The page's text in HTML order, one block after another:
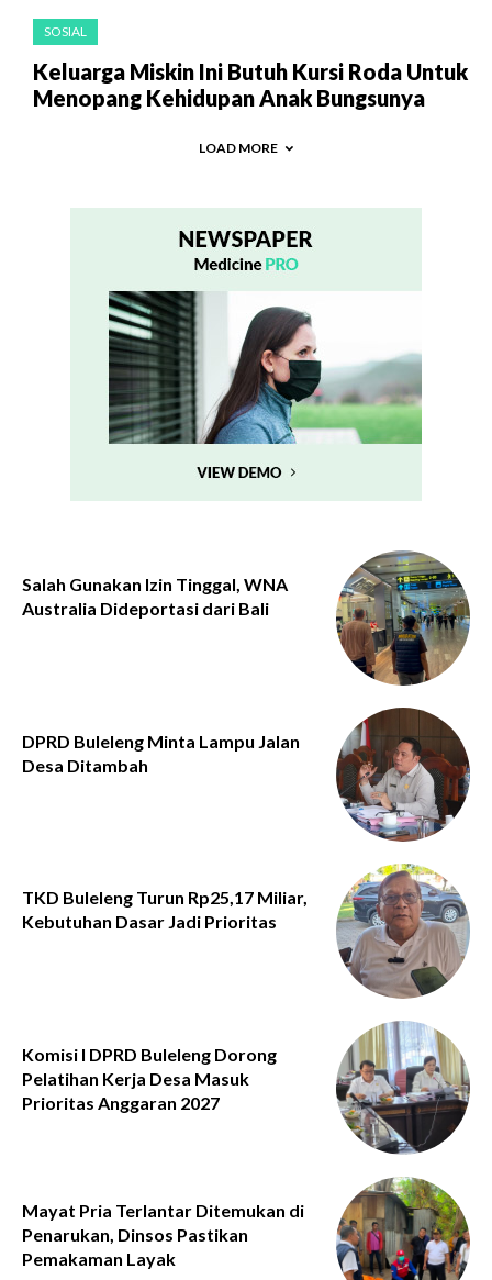
SOSIAL
Keluarga Miskin Ini Butuh Kursi Roda Untuk
Menopang Kehidupan Anak Bungsunya
LOAD MORE
Salah Gunakan Izin Tinggal, WNA
Australia Dideportasi dari Bali
DPRD Buleleng Minta Lampu Jalan
Desa Ditambah
TKD Buleleng Turun Rp25,17 Miliar,
Kebutuhan Dasar Jadi Prioritas
Komisi I DPRD Buleleng Dorong
Pelatihan Kerja Desa Masuk
Prioritas Anggaran 2027
Mayat Pria Terlantar Ditemukan di
Penarukan, Dinsos Pastikan
Pemakaman Layak